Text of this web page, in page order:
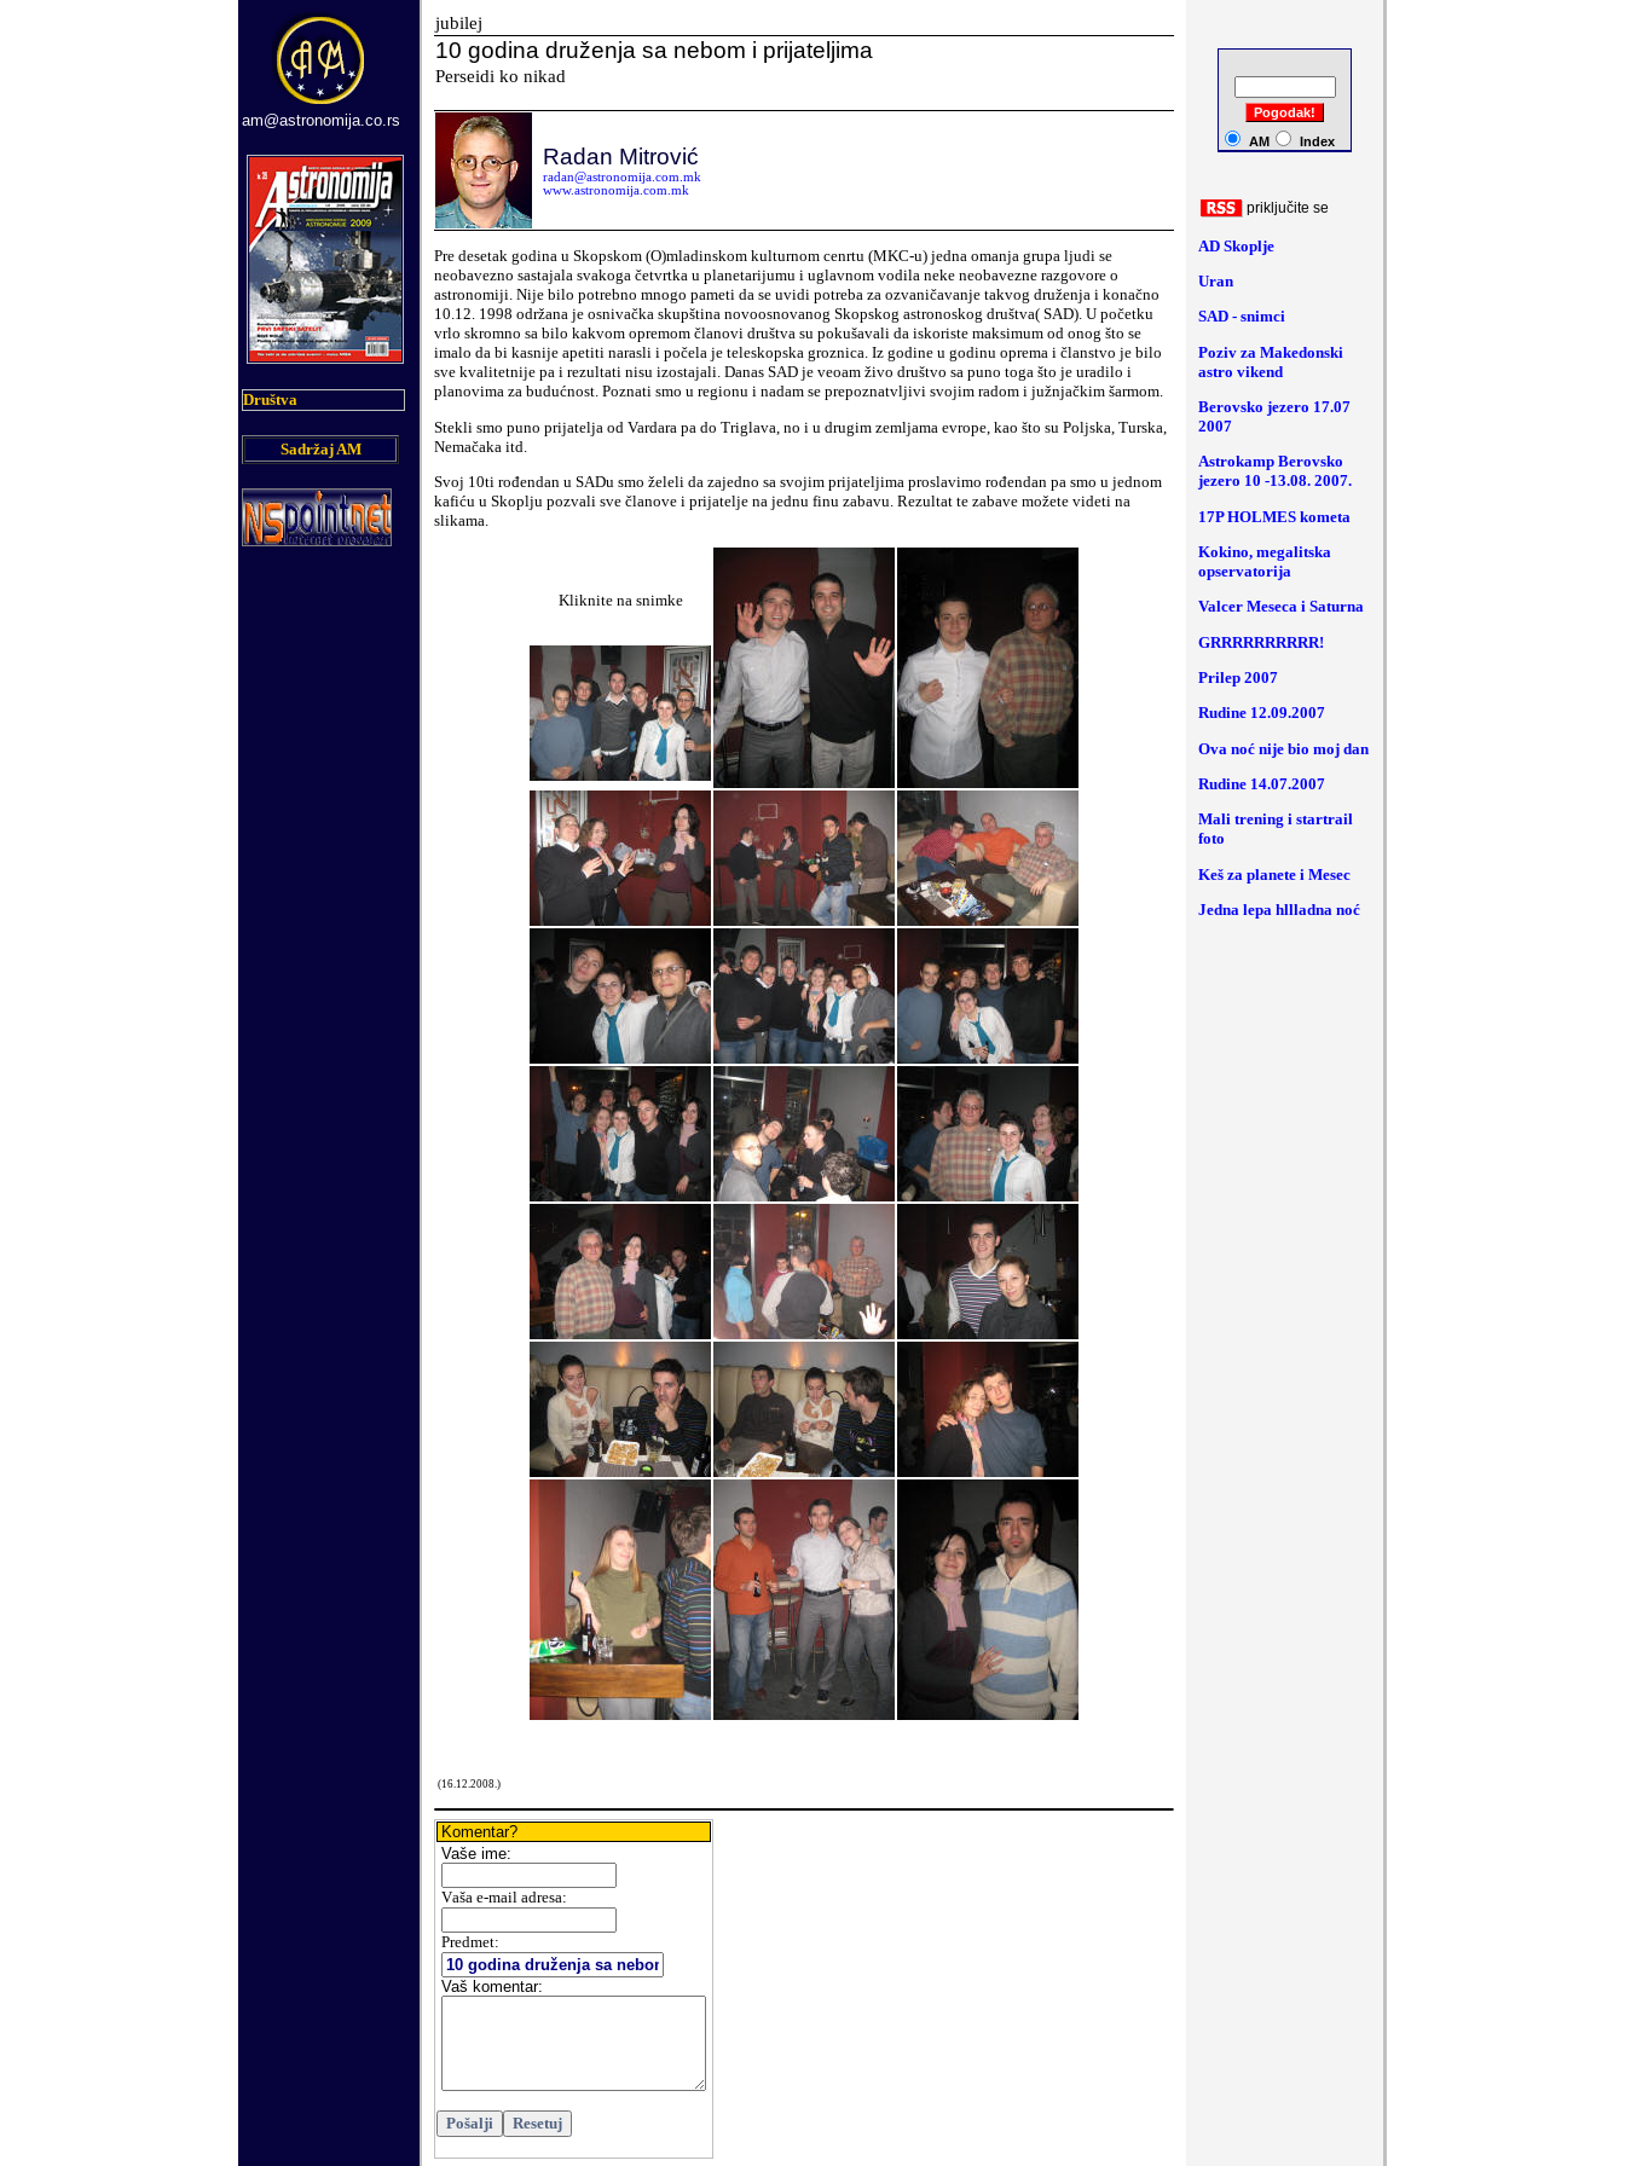
am@astronomija.co.rs
Društva
Sadržaj AM
jubilej
10 godina druženja sa nebom i prijateljima
Perseidi ko nikad
Radan Mitrović
radan@astronomija.com.mk
www.astronomija.com.mk
Pre desetak godina u Skopskom (O)mladinskom kulturnom cenrtu (MKC-u) jedna omanja grupa ljudi se
neobavezno sastajala svakoga četvrtka u planetarijumu i uglavnom vodila neke neobavezne razgovore o
astronomiji. Nije bilo potrebno mnogo pameti da se uvidi potreba za ozvaničavanje takvog druženja i konačno
10.12. 1998 održana je osnivačka skupština novoosnovanog Skopskog astronoskog društva( SAD). U početku
vrlo skromno sa bilo kakvom opremom članovi društva su pokušavali da iskoriste maksimum od onog što se
imalo da bi kasnije apetiti narasli i počela je teleskopska groznica. Iz godine u godinu oprema i članstvo je bilo
sve kvalitetnije pa i rezultati nisu izostajali. Danas SAD je veoam živo društvo sa puno toga što je uradilo i
planovima za budućnost. Poznati smo u regionu i nadam se prepoznatvljivi svojim radom i južnjačkim šarmom.
Stekli smo puno prijatelja od Vardara pa do Triglava, no i u drugim zemljama evrope, kao što su Poljska, Turska,
Nemačaka itd.
Svoj 10ti rođendan u SADu smo želeli da zajedno sa svojim prijateljima proslavimo rođendan pa smo u jednom
kafiću u Skoplju pozvali sve članove i prijatelje na jednu finu zabavu. Rezultat te zabave možete videti na
slikama.
Kliknite na snimke
(16 12 .2008. )
Komentar?
Vaše ime:
Vaša e-mail adresa:
Predmet:
Vaš komentar:
AM Index
priključite se
AD Skoplje
Uran
SAD - snimci
Poziv za Makedonski
astro vikend
Berovsko jezero 17.07
2007
Astrokamp Berovsko
jezero 10 -13.08. 2007.
17P HOLMES kometa
Kokino, megalitska
opservatorija
Valcer Meseca i Saturna
GRRRRRRRRRR!
Prilep 2007
Rudine 12.09.2007
Ova noć nije bio moj dan
Rudine 14.07.2007
Mali trening i startrail
foto
Keš za planete i Mesec
Jedna lepa hllladna noć